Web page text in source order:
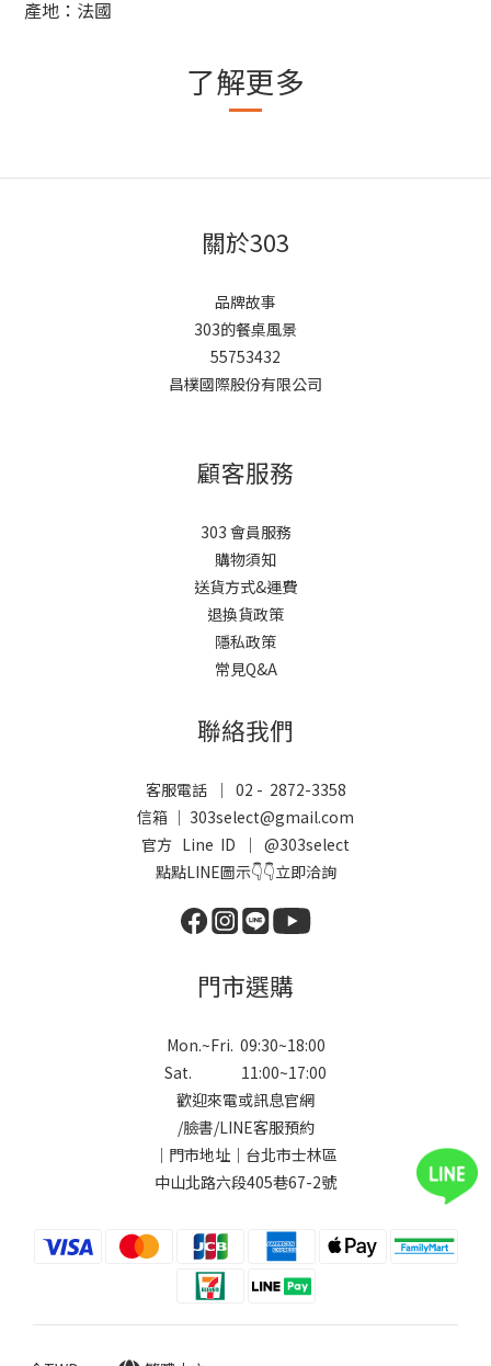
產地：法國
了解更多
關於303
品牌故事
303的餐桌風景
55753432
昌樸國際股份有限公司
顧客服務
303 會員服務
購物須知
送貨方式&運費
退換貨政策
隱私政策
常見Q&A
聯絡我們
客服電話 ｜ 02 - 2872-3358
信箱 ｜ 303select@gmail.com
官方 Line ID ｜ @303select
點點LINE圖示👇👇立即洽詢
門市選購
Mon.~Fri. 09:30~18:00
Sat. 11:00~17:00
歡迎來電或訊息官網
/臉書/LINE客服預約
｜門市地址｜台北市士林區
中山北路六段405巷67-2號